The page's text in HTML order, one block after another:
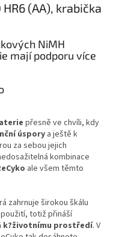
(AA), krabička
NiMH
mají podporu více
přesně ve chvíli, kdy
úspory a ještě k
za sebou jejich
kombinace
ale všem těmto
zahrnuje širokou škálu
totiž přináší
k?životnímu prostředí. V